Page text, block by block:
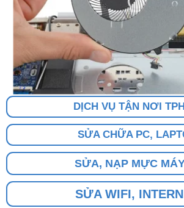
DỊCH VỤ TẬN NƠI
SỬA CHỮA PC,
SỬA, NẠP MỰC
SỬA WIFI,